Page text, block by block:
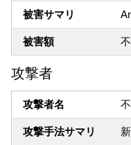
被害サマリ
被害額
攻撃者
攻撃者名
攻撃手法サマリ